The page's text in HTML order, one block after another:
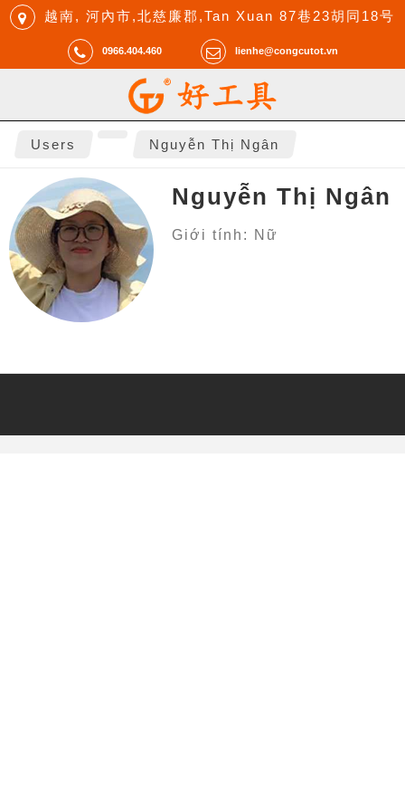
越南, 河內市,北慈廉郡,Tan Xuan 87巷23胡同18号
0966.404.460 lienhe@congcutot.vn
Users Nguyễn Thị Ngân
Nguyễn Thị Ngân
Giới tính: Nữ